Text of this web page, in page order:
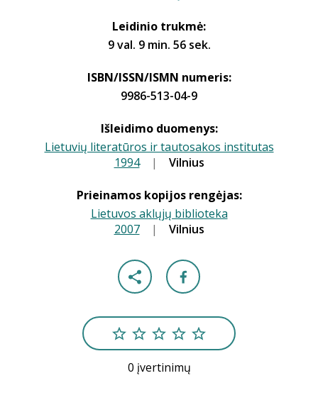
Leidinio trukmė:
9 val. 9 min. 56 sek.
ISBN/ISSN/ISMN numeris:
9986-513-04-9
Išleidimo duomenys:
Lietuvių literatūros ir tautosakos institutas
1994 | Vilnius
Prieinamos kopijos rengėjas:
Lietuvos aklųjų biblioteka
2007 | Vilnius
0 įvertinimų